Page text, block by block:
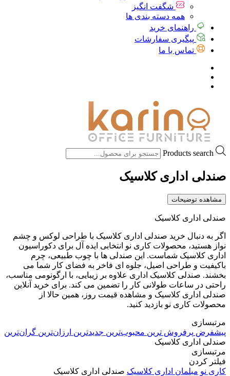
شگفت انگیز
همه دسته بندی ها
راهنمای خرید
پیگیری سفارشات
تماس با ما
Products search
صندلی اداری کلاسیک
مشاهده توضیحات
صندلی اداری کلاسیک
اگر به دنبال خرید صندلی اداری کلاسیک با طراحی لوکس و چشم
نواز هستید، محصولات کاری نو انتخابی ایده آل برای دکوراسیون
اداری کلاسیک شماست. این صندلی ها با چوب طبیعی، چرم
باکیفیت و طراحی اصیل، جلوه ای فاخر به فضای کار شما می
بخشند. صندلی کلاسیک اداری علاوه بر زیبایی، با ارگونومی مناسب،
راحتی در ساعات طولانی کار را تضمین می کند. برای خرید آنلاین
صندلی اداری کلاسیک و مشاهده قیمت روز، همین حالا از
محصولات کاری نو بازدید کنید.
مرتبسازی
پیشفرض پرفروش ترین محبوب‌ترین جدیدترین ارزان‌ترین گران‌ترین
صندلی اداری کلاسیک
مرتبسازی
فیلتر کردن
کاری نو مبلمان اداری کلاسیک صندلی اداری کلاسیک